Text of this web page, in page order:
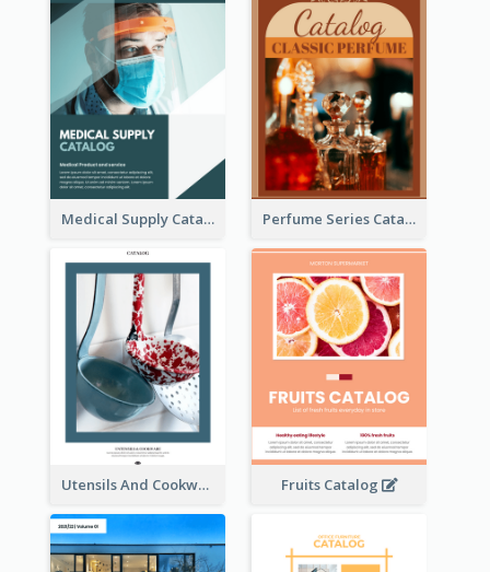
Medical Supply Catalog Perfume Series Catalog
Utensils And Cookware Catalog Fruits Catalog